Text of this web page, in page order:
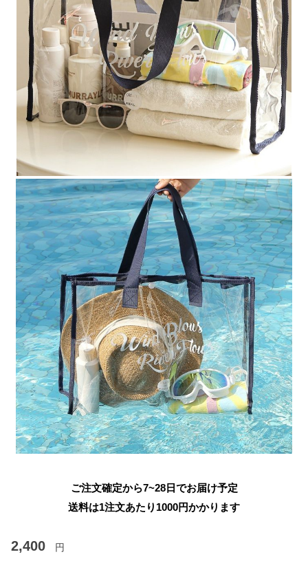
ご注文確定から7~28日でお届け予定
送料は1注文あたり 1000円かかります
2,400 円